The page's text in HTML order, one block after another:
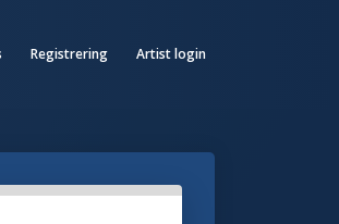
Registrering Artist login